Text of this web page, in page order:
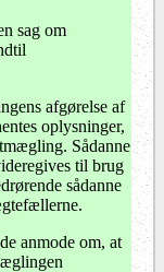
sag om
afgørelse af
oplysninger,
Sådanne
til brug
sådanne
anmode om, at